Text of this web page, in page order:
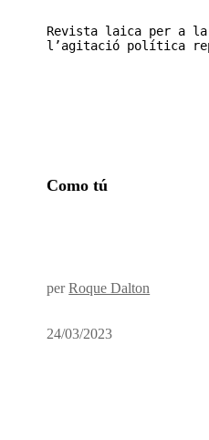
Revista laica per a
l’agitació política
Como tú
perRoque Dalton
24/03/2023